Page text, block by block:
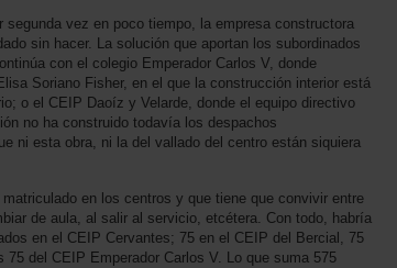
vez en poco tiempo, la empresa constructora
sin hacer. La solución que aportan los subordinados
con el colegio Emperador Carlos V, donde
Soriano Fisher, en el que la construcción interior está
o el CEIP Daoíz y Velarde, donde el equipo directivo
no ha construido todavía los despachos
ni esta obra, ni la del vallado del centro están siquiera
en los centros y que tiene que convivir entre
de aula, al salir al servicio, etcétera. Con todo, habría
en el CEIP Cervantes; 75 en el CEIP del Bercial, 75
del CEIP Emperador Carlos V. Lo que suma 575